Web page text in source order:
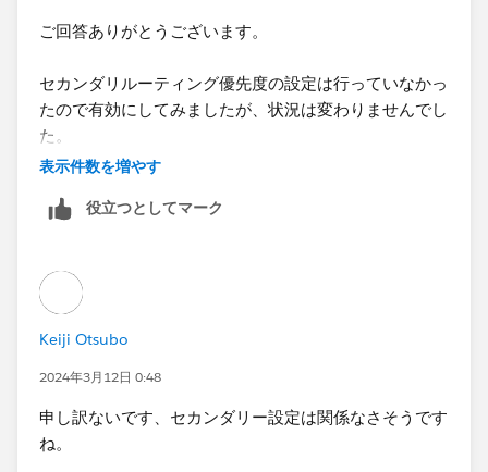
ご回答ありがとうございます。
セカンダリルーティング優先度の設定は行っていなかっ
たので有効にしてみましたが、状況は変わりませんでし
た。
だけますと幸いです。
表示件数を増やす
役立つとしてマーク
Keiji Otsubo
2024年3月12日 0:48
申し訳ないです、セカンダリー設定は関係なさそうです
ね。